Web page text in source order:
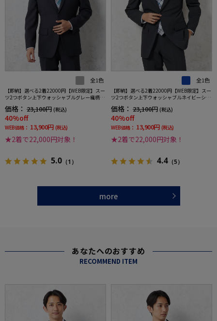
全1色
【即納】選べる2着22000円【WEB限定】スー
ツ2つボタン上下ウォッシャブルグレー織柄無
地3シーズン対応
価格： 23,100円 (税込)
40%off
WEB価格： 13,900円 (税込)
★2着で22,000円対象！
5.0 （1）
全1色
【即納】選べる2着22000円【WEB限定】スー
ツ2つボタン上下ウォッシャブルネイビーシャ
ドウストライプ
価格： 23,100円 (税込)
40%off
WEB価格： 13,900円 (税込)
★2着で22,000円対象！
4.4 （5）
more
あなたへのおすすめ
RECOMMEND ITEM